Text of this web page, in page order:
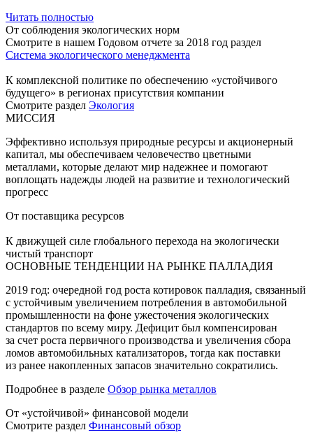
Читать полностью
От соблюдения экологических норм
Смотрите в нашем Годовом отчете за 2018 год раздел
Система экологического менеджмента
К комплексной политике по обеспечению «устойчивого
будущего» в регионах присутствия компании
Смотрите раздел Экология
МИССИЯ
Эффективно используя природные ресурсы и акционерный
капитал, мы обеспечиваем человечество цветными
металлами, которые делают мир надежнее и помогают
воплощать надежды людей на развитие и технологический
прогресс
От поставщика ресурсов
К движущей силе глобального перехода на экологически
чистый транспорт
ОСНОВНЫЕ ТЕНДЕНЦИИ НА РЫНКЕ ПАЛЛАДИЯ
2019 год: очередной год роста котировок палладия, связанный
с устойчивым увеличением потребления в автомобильной
промышленности на фоне ужесточения экологических
стандартов по всему миру. Дефицит был компенсирован
за счет роста первичного производства и увеличения сбора
ломов автомобильных катализаторов, тогда как поставки
из ранее накопленных запасов значительно сократились.
Подробнее в разделе Обзор рынка металлов
От «устойчивой» финансовой модели
Смотрите раздел Финансовый обзор